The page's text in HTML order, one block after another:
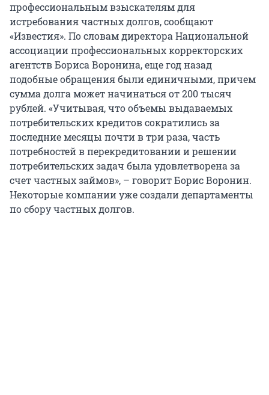
профессиональным взыскателям для
истребования частных долгов, сообщают
«Известия». По словам директора Национальной
ассоциации профессиональных корректорских
агентств Бориса Воронина, еще год назад
подобные обращения были единичными, причем
сумма долга может начинаться от 200 тысяч
рублей. «Учитывая, что объемы выдаваемых
потребительских кредитов сократились за
последние месяцы почти в три раза, часть
потребностей в перекредитовании и решении
потребительских задач была удовлетворена за
счет частных займов», – говорит Борис Воронин.
Некоторые компании уже создали департаменты
по сбору частных долгов.